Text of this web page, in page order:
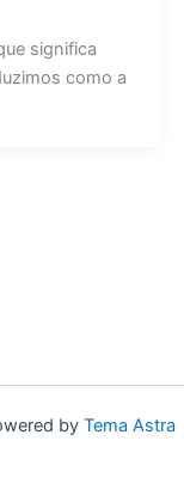
significa
como a
by Tema Astra